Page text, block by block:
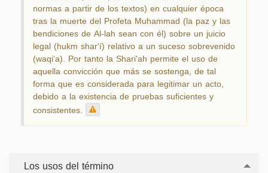
normas a partir de los textos) en cualquier época
tras la muerte del Profeta Muhammad (la paz y las
bendiciones de Al-lah sean con él) sobre un juicio
legal (hukm shar‘í) relativo a un suceso sobrevenido
(waqi‘a). Por tanto la Shari'ah permite el uso de
aquella convicción que más se sostenga, de tal
forma que es considerada para legitimar un acto,
debido a la existencia de pruebas suficientes y
consistentes.
Los usos del término